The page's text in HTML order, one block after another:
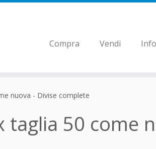
Compra Vendi
nuova - Divise complete
taglia 50 come